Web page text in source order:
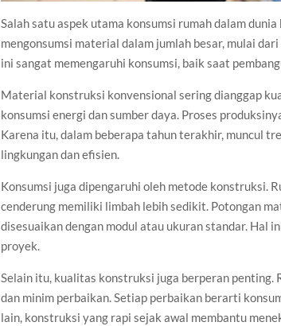
Salah satu aspek utama konsumsi rumah dalam
mengonsumsi material dalam jumlah besar, mulai
ini sangat memengaruhi konsumsi, baik saat
Material konstruksi konvensional sering dianggap
konsumsi energi dan sumber daya. Proses
Karena itu, dalam beberapa tahun terakhir, muncul
lingkungan dan efisien.
Konsumsi juga dipengaruhi oleh metode konstruksi.
cenderung memiliki limbah lebih sedikit. Potongan
disesuaikan dengan modul atau ukuran standar. Hal
proyek.
Selain itu, kualitas konstruksi juga berperan penting.
dan minim perbaikan. Setiap perbaikan berarti
lain, konstruksi yang rapi sejak awal membantu